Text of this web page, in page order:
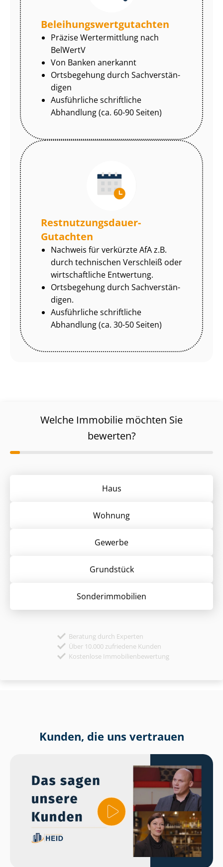
Be­lei­hungs­wert­gut­ach­ten
Präzise Wertermittlung nach
BelWertV
Von Banken anerkannt
Ortsbegehung durch Sach­ver­stän­
di­gen
Ausführliche schriftliche
Abhandlung (ca. 60-90 Seiten)
Rest­nut­zungs­dau­er-
Gutachten
Nachweis für verkürzte AfA z.B.
durch technischen Verschleiß oder
wirtschaftliche Entwertung.
Ortsbegehung durch Sach­ver­stän­
di­gen.
Ausführliche schriftliche
Abhandlung (ca. 30-50 Seiten)
Welche Immobilie möchten Sie
bewerten?
Haus
Wohnung
Gewerbe
Grund­stück
Sonder­immobilien
Beratung durch Experten
Über 10.000 zufriedene Kunden
Kostenlose Immobilienbewertung
Kunden, die uns vertrauen